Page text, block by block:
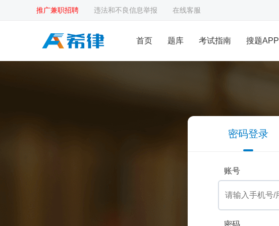
推广兼职招聘 违法和不良信息举报 在线客服
首页 题库 考试指南 搜题APP
密码登录
账号
密码